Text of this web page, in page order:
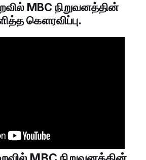
MBC நிறுவனத்தின்
கௌரவிப்பு.